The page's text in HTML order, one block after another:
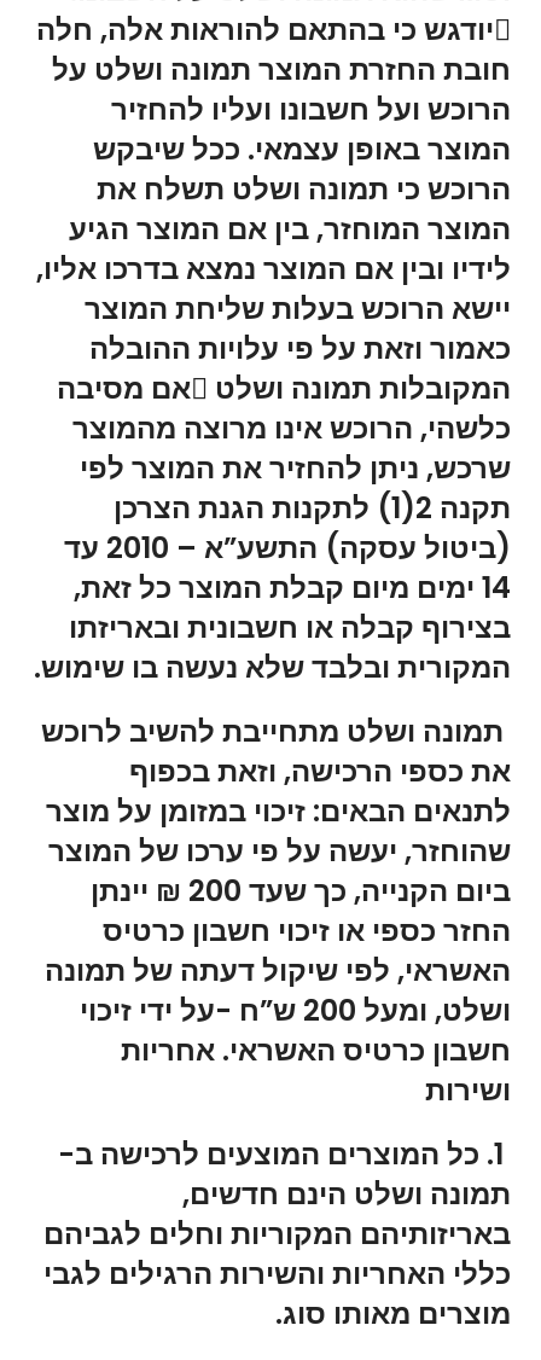
יודגש כי בהתאם להוראות אלה, חלה
חובת החזרת המוצר תמונה ושלט על
הרוכש ועל חשבונו ועליו להחזיר
המוצר באופן עצמאי. ככל שיבקש
הרוכש כי תמונה ושלט תשלח את
המוצר המוחזר, בין אם המוצר הגיע
לידיו ובין אם המוצר נמצא בדרכו אליו,
יישא הרוכש בעלות שליחת המוצר
כאמור וזאת על פי עלויות ההובלה
המקובלות תמונה ושלט אם מסיבה
כלשהי, הרוכש אינו מרוצה מהמוצר
שרכש, ניתן להחזיר את המוצר לפי
תקנה 2(1) לתקנות הגנת הצרכן
(ביטול עסקה) התשע”א – 2010 עד
14 ימים מיום קבלת המוצר כל זאת,
בצירוף קבלה או חשבונית ובאריזתו
המקורית ובלבד שלא נעשה בו שימוש.
תמונה ושלט מתחייבת להשיב לרוכש
את כספי הרכישה, וזאת בכפוף
לתנאים הבאים: זיכוי במזומן על מוצר
שהוחזר, יעשה על פי ערכו של המוצר
ביום הקנייה, כך שעד 200 ₪ יינתן
החזר כספי או זיכוי חשבון כרטיס
האשראי, לפי שיקול דעתה של תמונה
ושלט, ומעל 200 ש”ח -על ידי זיכוי
חשבון כרטיס האשראי. אחריות
ושירות
1. כל המוצרים המוצעים לרכישה ב-
תמונה ושלט הינם חדשים,
באריזותיהם המקוריות וחלים לגביהם
כללי האחריות והשירות הרגילים לגבי
מוצרים מאותו סוג.